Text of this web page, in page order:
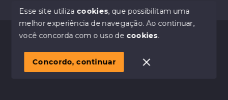
© Copyright 2026 - Dodge Imóveis - Creci 32023-J -
SITE PARA IMOBILIARIA
Esse site utiliza cookies, que possibilitam uma
melhor experiência de navegação.Ao continuar,
você concorda com o uso de cookies.
Concordo, continuar